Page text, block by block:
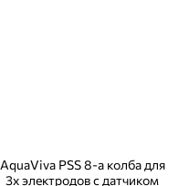
AquaViva PSS 8-a колба для
3х электродов с датчиком